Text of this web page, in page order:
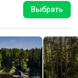
Выбрать